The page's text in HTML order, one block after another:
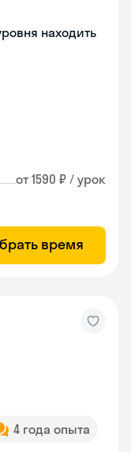
находить
от 1590 ₽ / урок
время
4 года опыта